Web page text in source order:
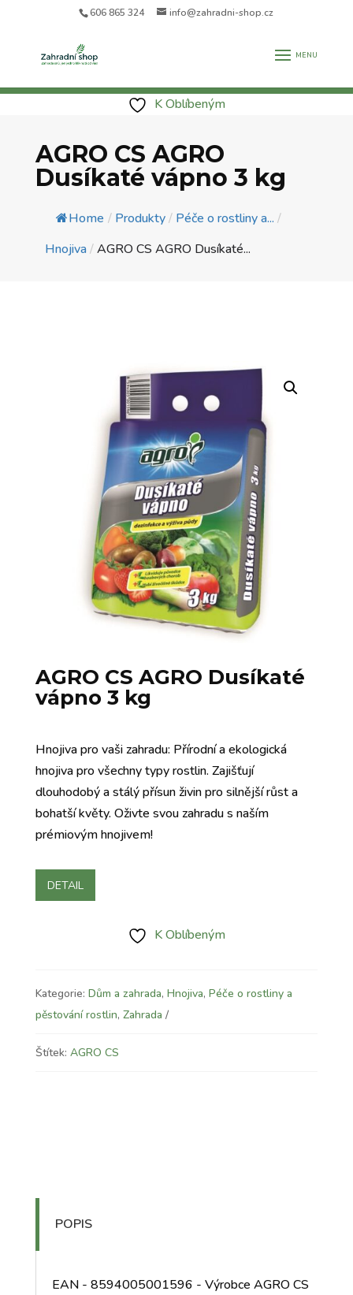
606 865 324 info@zahradni-shop.cz
K Oblíbeným
AGRO CS AGRO
Dusíkaté vápno 3 kg
Home / Produkty/ Péče o rostliny a... /
Hnojiva/AGRO CS AGRO Dusíkaté...
AGRO CS AGRO Dusíkaté
vápno 3 kg
Hnojiva pro vaši zahradu: Přírodní a ekologická
hnojiva pro všechny typy rostlin. Zajišťují
dlouhodobý a stálý přísun živin pro silnější růst a
bohatší květy. Oživte svou zahradu s naším
prémiovým hnojivem!
DETAIL
K Oblíbeným
Kategorie: Dům a zahrada, Hnojiva, Péče o rostliny a
pěstování rostlin, Zahrada
Štítek: AGRO CS
POPIS
EAN - 8594005001596 - Výrobce AGRO CS